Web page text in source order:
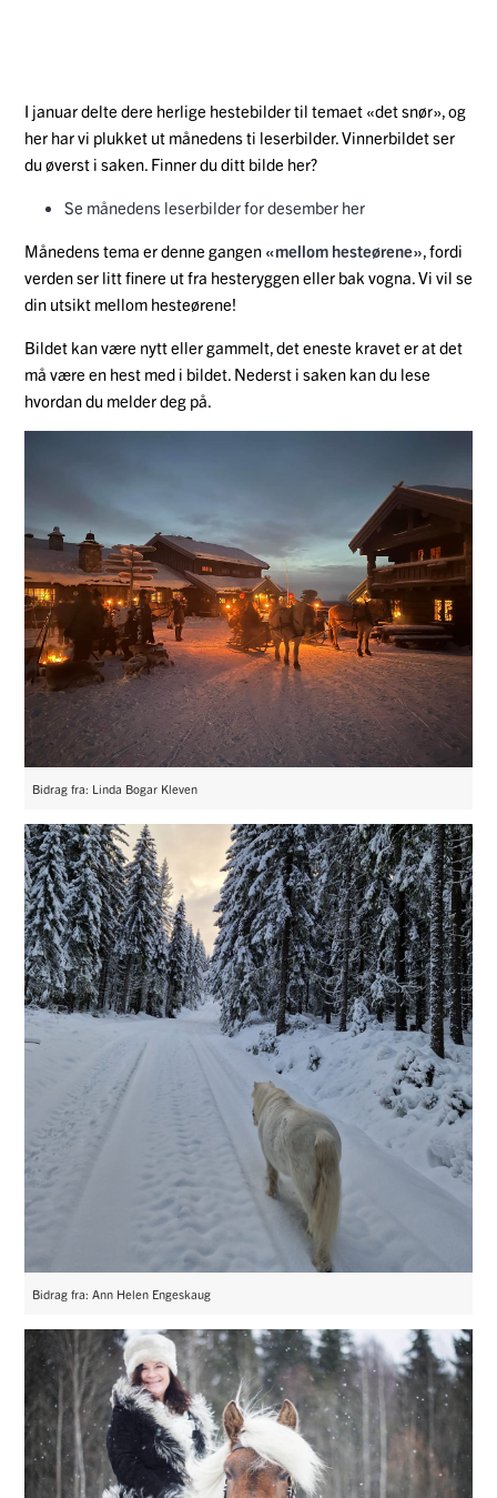
I januar delte dere herlige hestebilder til temaet «det snør», og
her har vi plukket ut månedens ti leserbilder. Vinnerbildet ser
du øverst i saken. Finner du ditt bilde her?
Se månedens leserbilder for desember her
Månedens tema er denne gangen «mellom hesteørene», fordi
verden ser litt finere ut fra hesteryggen eller bak vogna. Vi vil se
din utsikt mellom hesteørene!
Bildet kan være nytt eller gammelt, det eneste kravet er at det
må være en hest med i bildet. Nederst i saken kan du lese
hvordan du melder deg på.
Bidrag fra: Linda Bogar Kleven
Bidrag fra: Ann Helen Engeskaug